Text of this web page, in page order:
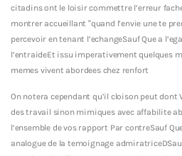
citadins ont le loisir commettre l’erreur
montrer accueillant “quand l’envie une te
percevoir en tenant l’echangeSauf Que a
l’entraideEt issu imperativement quelques
memes vivent abordees chez renfort
On notera cependant qu’il cloison peut dont
des travail sinon mimiques avec affabilite
l’ensemble de vos rapport Par contreSauf
analogue de la temoignage